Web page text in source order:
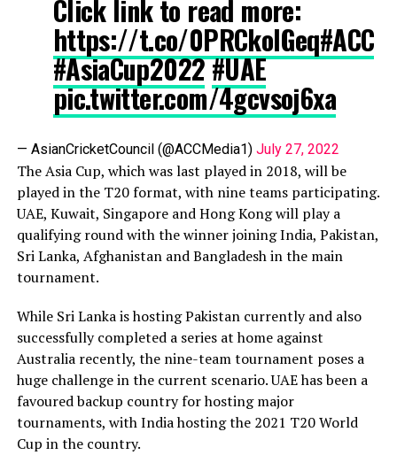
Click link to read more:
https://t.co/0PRCkolGeq#ACC
#AsiaCup2022#UAE
pic.twitter.com/4gcvsoj6xa
— AsianCricketCouncil (@ACCMedia1) July 27, 2022
The Asia Cup, which was last played in 2018, will be
played in the T20 format, with nine teams participating.
UAE, Kuwait, Singapore and Hong Kong will play a
qualifying round with the winner joining India, Pakistan,
Sri Lanka, Afghanistan and Bangladesh in the main
tournament.
While Sri Lanka is hosting Pakistan currently and also
successfully completed a series at home against
Australia recently, the nine-team tournament poses a
huge challenge in the current scenario. UAE has been a
favoured backup country for hosting major
tournaments, with India hosting the 2021 T20 World
Cup in the country.